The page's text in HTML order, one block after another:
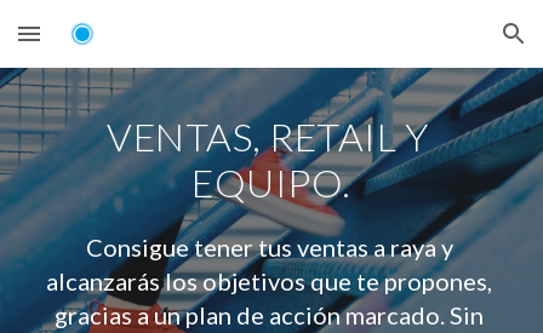
Skip to main content Skip to navigation
VENTAS, RETAIL Y
EQUIPO.
Consigue tener tus ventas a raya y
alcanzarás los objetivos que te propones,
gracias a un plan de acción marcado. Sin